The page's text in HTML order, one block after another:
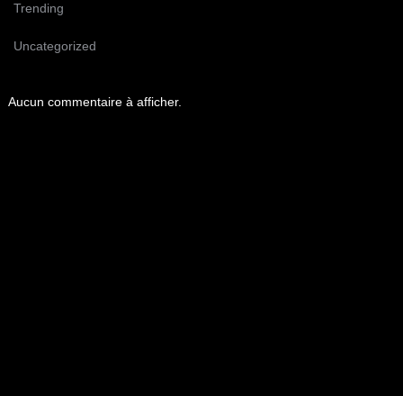
Trending
Uncategorized
Aucun commentaire à afficher.